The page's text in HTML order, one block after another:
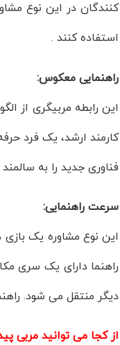
کنندگان در این نوع
استفاده کنند .
راهنمایی معکوس:
این رابطه مربیگری از
کارمند ارشد، یک فرد
فناوری جدید را به
سرعت راهنمایی:
این نوع مشاوره یک
راهنما دارای یک سری
دیگر منتقل می شود.
از کجا می توانید مربی